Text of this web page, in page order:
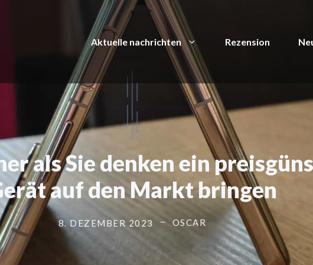
Aktuelle nachrichten Rezension
als Sie denken ein
auf den Markt bringen
8. DEZEMBER 2023 OSCAR